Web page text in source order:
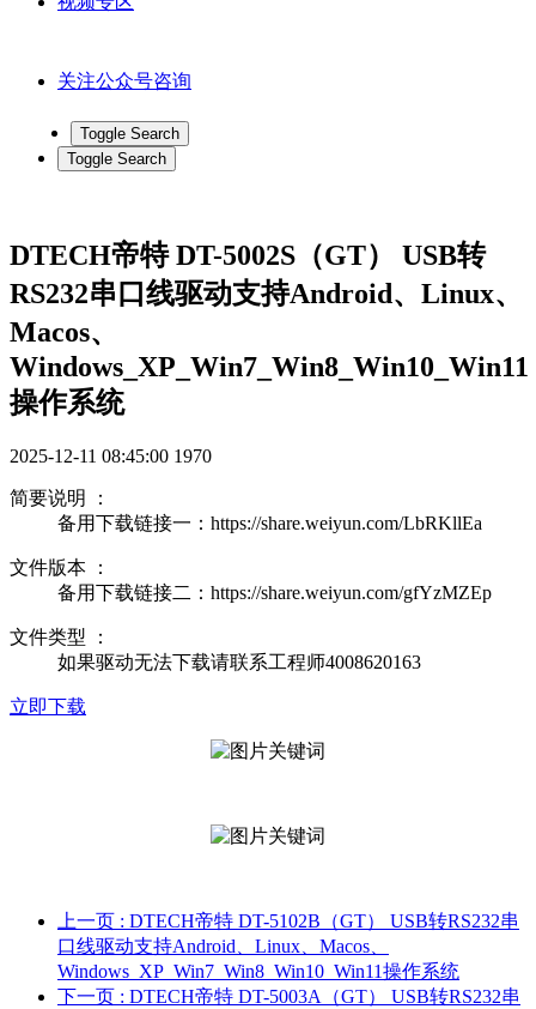
关注公众号咨询
Toggle Search
Toggle Search
DTECH帝特 DT-5002S（GT） USB转
RS232串口线驱动支持Android、Linux、
Macos、
Windows_XP_Win7_Win8_Win10_Win11
操作系统
2025-12-11 08:45:00 1970
简要说明 ：
备用下载链接一：https://share.weiyun.com/LbRKllEa
文件版本 ：
备用下载链接二：https://share.weiyun.com/gfYzMZEp
文件类型 ：
如果驱动无法下载请联系工程师4008620163
立即下载
上一页 : DTECH帝特 DT-5102B（GT） USB转RS232串
口线驱动支持Android、Linux、Macos、
Windows_XP_Win7_Win8_Win10_Win11操作系统
下一页 : DTECH帝特 DT-5003A（GT） USB转RS232串